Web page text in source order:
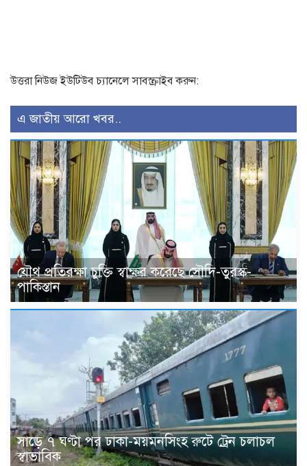
উত্তরা নিউজ ইউটিউব চ্যানেলে সাবস্ক্রাইব করুন:
এ জাতীয় আরো খবর..
যৌথ প্রতিরক্ষা চুক্তি স্বাক্ষর করেছে সৌদি-তুরস্ক-
পাকিস্তান
সাড়ে ৭ ঘণ্টা পর ঢাকা-ময়মনসিংহ রুটে ট্রেন চলাচল
স্বাভাবিক